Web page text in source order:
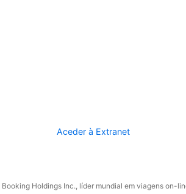
Aceder à Extranet
Holdings Inc., líder mundial em viagens on-